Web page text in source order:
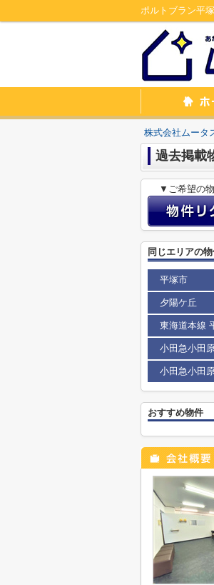
ポルトブラン平
株式会社ムータ
過去掲載
▼ご希望の
同じエリアの
平塚市
夕陽ケ丘
東海道本線
小田急小田
小田急小田
おすすめ物件